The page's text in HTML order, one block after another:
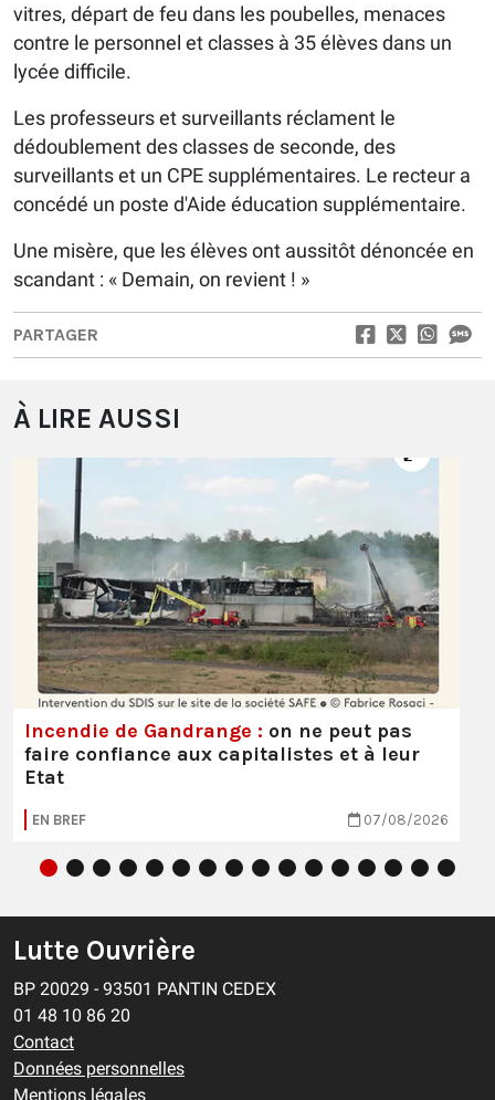
vitres, départ de feu dans les poubelles, menaces
contre le personnel et classes à 35 élèves dans un
lycée difficile.
Les professeurs et surveillants réclament le
dédoublement des classes de seconde, des
surveillants et un CPE supplémentaires. Le recteur a
concédé un poste d'Aide éducation supplémentaire.
Une misère, que les élèves ont aussitôt dénoncée en
scandant : « Demain, on revient ! »
PARTAGER
À LIRE AUSSI
Incendie de Gandrange : on ne peut pas
faire confiance aux capitalistes et à leur
Etat
EN BREF 07/08/2026
Lutte Ouvrière
BP 20029 - 93501 PANTIN CEDEX
01 48 10 86 20
Contact
Données personnelles
Mentions légales